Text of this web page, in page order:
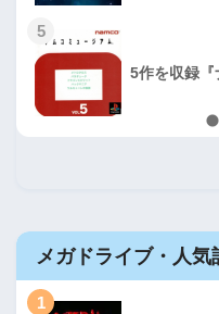
5
5作を収録『
メガドライブ・人気
1